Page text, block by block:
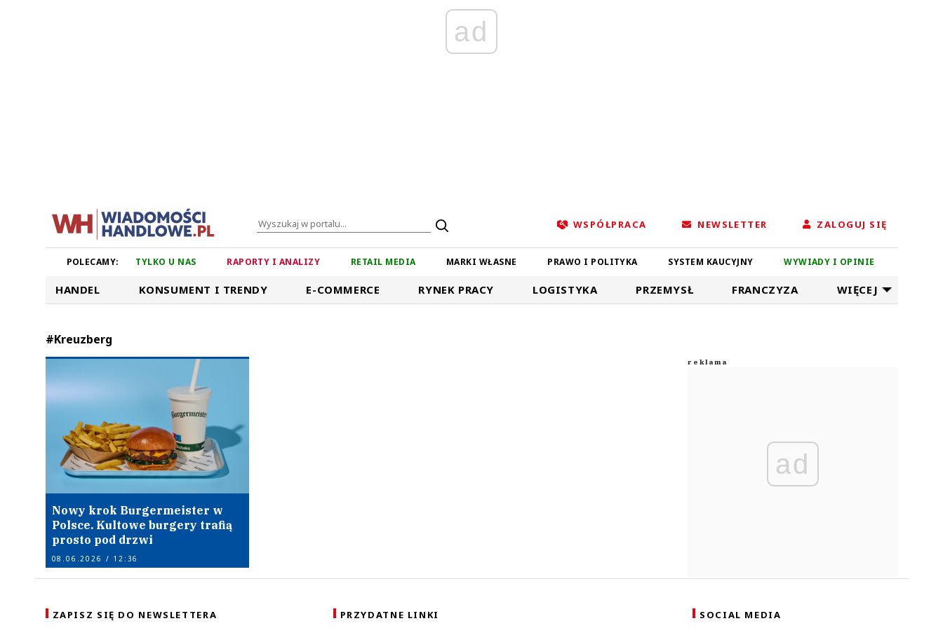
ad
WSPÓŁPRACA NEWSLETTER ZALOGUJ SIĘ
POLECAMY: TYLKO U NAS RAPORTY I ANALIZY RETAIL MEDIA MARKI WŁASNE PRAWO I POLITYKA SYSTEM KAUCYJNY WYWIADY I OPINIE
HANDEL KONSUMENT I TRENDY E-COMMERCE RYNEK PRACY LOGISTYKA PRZEMYSŁ FRANCZYZA WIĘCEJ
#Kreuzberg
Nowy krok Burgermeister w
Polsce. Kultowe burgery trafią
prosto pod drzwi
08.06.2026 / 12:36
ad
ZAPISZ SIĘ DO NEWSLETTERA PRZYDATNE LINKI SOCIAL MEDIA